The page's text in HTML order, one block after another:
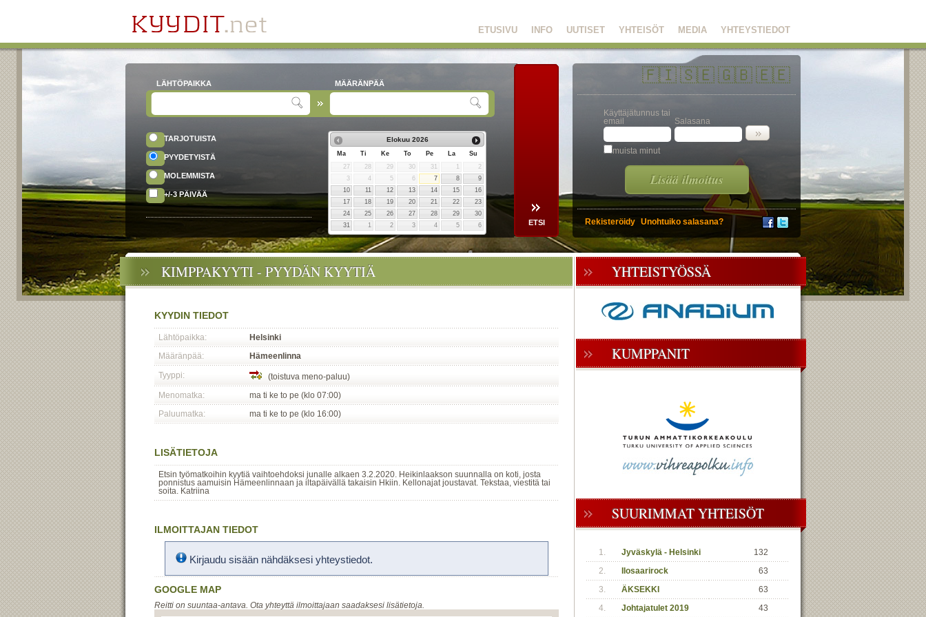
YHTEYSTIEDOT
MEDIA
YHTEISÖT
UUTISET
INFO
ETUSIVU
LÄHTÖPAIKKA MÄÄRÄNPÄÄ
TARJOTUISTA
PYYDETYISTÄ
MOLEMMISTA
+/-3 PÄIVÄÄ
Elokuu 2026
Ma Ti Ke To Pe La
Su
27
28 29 30 31
2
3
4 5 6 7 8
9
10
11 12 13 14 15
16
17
18 19 20 21 22
23
24
25 26 27 28 29
30
31
1 2 3 4 5 6
🇫🇮🇸🇪🇬🇧🇪🇪
Käyttäjätunnus tai
email
Salasana
muista minut
Lisää ilmoitus
Rekisteröidy Unohtuiko salasana?
KIMPPAKYYTI - PYYDÄN KYYTIÄ
KYYDIN TIEDOT
Lähtöpaikka:
Helsinki
Määränpää:
Hämeenlinna
Tyyppi:
(toistuva meno-paluu)
Menomatka:
ma ti ke to pe (klo 07:00)
Paluumatka:
ma ti ke to pe (klo 16:00)
LISÄTIETOJA
Etsin työmatkoihin kyytiä vaihtoehdoksi junalle alkaen 3.2.2020. Heikinlaakson suunnalla on koti, josta
ponnistus aamuisin Hämeenlinnaan ja iltapäivällä takaisin Hkiin. Kellonajat joustavat. Tekstaa, viestitä tai
soita. Katriina
ILMOITTAJAN TIEDOT
Kirjaudu sisään nähdäksesi yhteystiedot.
GOOGLE MAP
Reitti on suuntaa-antava. Ota yhteyttä ilmoittajaan saadaksesi lisätietoja.
YHTEISTYÖSSÄ
KUMPPANIT
SUURIMMAT YHTEISÖT
1. Jyväskylä - Helsinki
132
2.
Ilosaarirock
63
3.
ÄKSEKKI
63
4.
Johtajatulet 2019
43